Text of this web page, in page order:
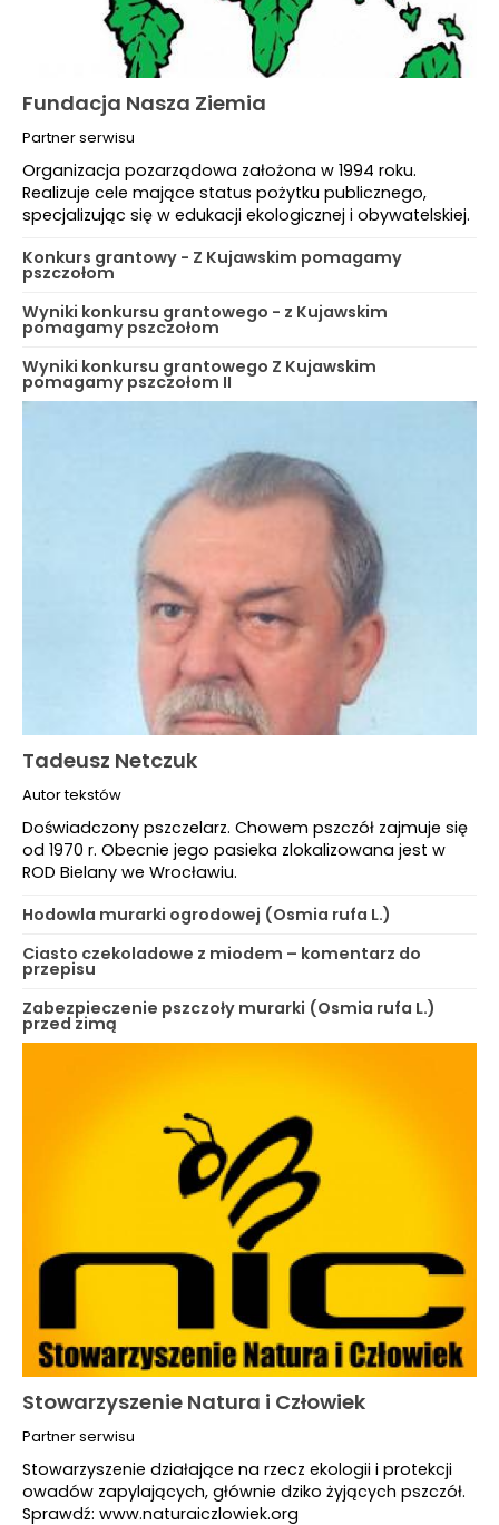
Fundacja Nasza Ziemia
Partner serwisu
Organizacja pozarządowa założona w 1994 roku.
Realizuje cele mające status pożytku publicznego,
specjalizując się w edukacji ekologicznej i obywatelskiej.
Konkurs grantowy - Z Kujawskim pomagamy
pszczołom
Wyniki konkursu grantowego - z Kujawskim
pomagamy pszczołom
Wyniki konkursu grantowego Z Kujawskim
pomagamy pszczołom II
Tadeusz Netczuk
Autor tekstów
Doświadczony pszczelarz. Chowem pszczół zajmuje się
od 1970 r. Obecnie jego pasieka zlokalizowana jest w
ROD Bielany we Wrocławiu.
Hodowla murarki ogrodowej (Osmia rufa L.)
Ciasto czekoladowe z miodem – komentarz do
przepisu
Zabezpieczenie pszczoły murarki (Osmia rufa L.)
przed zimą
Stowarzyszenie Natura i Człowiek
Partner serwisu
Stowarzyszenie działające na rzecz ekologii i protekcji
owadów zapylających, głównie dziko żyjących pszczół.
Sprawdź: www.naturaiczlowiek.org